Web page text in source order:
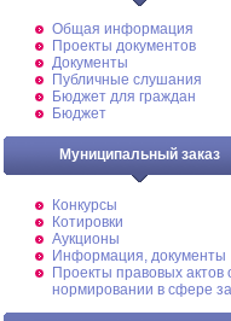
Общая информация
Проекты документов
Документы
Публичные слушания
Бюджет для граждан
Бюджет
Муниципальный заказ
Конкурсы
Котировки
Аукционы
Информация, документы
Проекты правовых актов
нормировании в сфере